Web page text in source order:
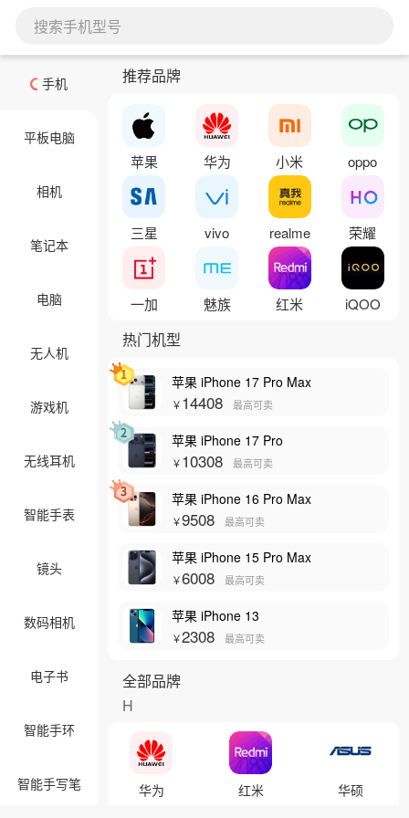
搜索手机型号
手机
平板电脑
相机
笔记本
电脑
无人机
游戏机
无线耳机
智能手表
镜头
数码相机
电子书
智能手环
智能手写笔
推荐品牌
苹果 华为 小米 oppo
三星 vivo realme 荣耀
一加 魅族 红米 iQOO
热门机型
苹果 iPhone 17 Pro Max
￥14408 最高可卖
苹果 iPhone 17 Pro
￥10308 最高可卖
苹果 iPhone 16 Pro Max
￥9508 最高可卖
苹果 iPhone 15 Pro Max
￥6008 最高可卖
苹果 iPhone 13
￥2308 最高可卖
全部品牌
H
华为 红米 华硕